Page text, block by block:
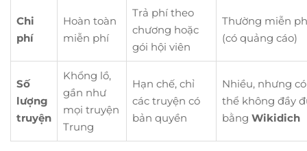
Chi
phí
Hoàn toàn
miễn phí
Trả phí theo
chương hoặc
gói hội viên
Thường miễn
(có quảng cáo)
Số
lượng
truyện
Khổng lồ,
gần như
mọi truyện
Trung
Hạn chế, chỉ
các truyện có
bản quyền
Nhiều, nhưng có
thể không đầy
bằng Wikidich